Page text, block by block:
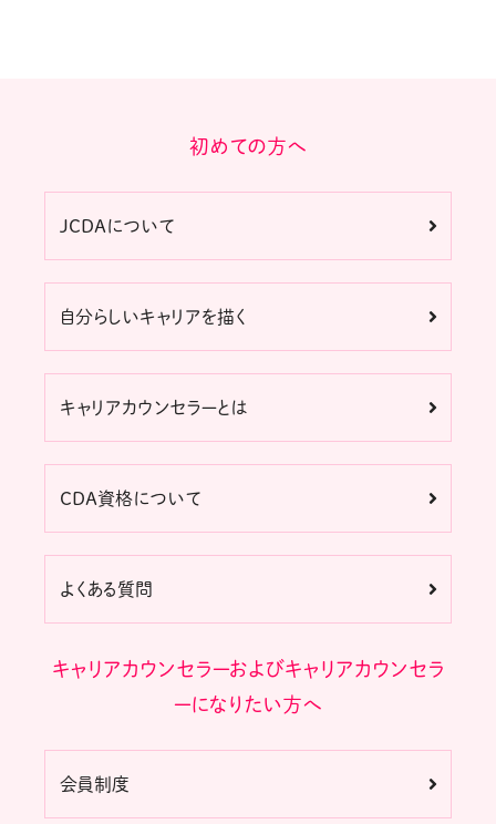
初めての方へ
JCDAについて
自分らしいキャリアを描く
キャリアカウンセラーとは
CDA資格について
よくある質問
キャリアカウンセラーおよびキャリアカウンセラ
ーになりたい方へ
会員制度